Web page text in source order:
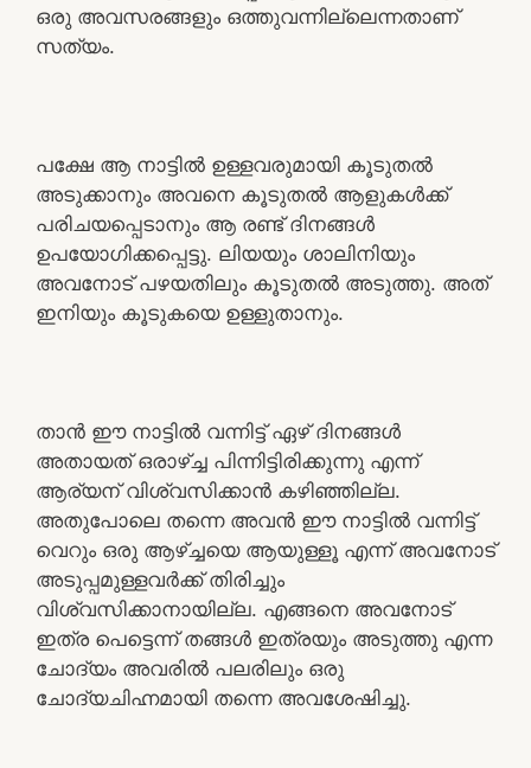
ഒരു അവസരങ്ങളും ഒത്തുവന്നില്ലെന്നതാണ്
സത്യം.
പക്ഷേ ആ നാട്ടിൽ ഉള്ളവരുമായി കൂടുതൽ
അടുക്കാനും അവനെ കൂടുതൽ ആളുകൾക്ക്
പരിചയപ്പെടാനും ആ രണ്ട് ദിനങ്ങൾ
ഉപയോഗിക്കപ്പെട്ടു. ലിയയും ശാലിനിയും
അവനോട് പഴയതിലും കൂടുതൽ അടുത്തു. അത്
ഇനിയും കൂടുകയെ ഉള്ളുതാനും.
താൻ ഈ നാട്ടിൽ വന്നിട്ട് ഏഴ് ദിനങ്ങൾ
അതായത് ഒരാഴ്ച്ച പിന്നിട്ടിരിക്കുന്നു എന്ന്
ആര്യന് വിശ്വസിക്കാൻ കഴിഞ്ഞില്ല.
അതുപോലെ തന്നെ അവൻ ഈ നാട്ടിൽ വന്നിട്ട്
വെറും ഒരു ആഴ്‌ച്ചയെ ആയുള്ളൂ എന്ന് അവനോട്
അടുപ്പമുള്ളവർക്ക് തിരിച്ചും
വിശ്വസിക്കാനായില്ല. എങ്ങനെ അവനോട്
ഇത്ര പെട്ടെന്ന് തങ്ങൾ ഇത്രയും അടുത്തു എന്ന
ചോദ്യം അവരിൽ പലരിലും ഒരു
ചോദ്യചിഹ്നമായി തന്നെ അവശേഷിച്ചു.